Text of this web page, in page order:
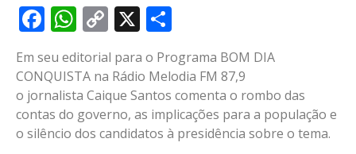
Facebook
WhatsApp
Copy
Link
X
Em seu editorial para o Programa BOM DIA
CONQUISTA na Rádio Melodia FM 87,9
o jornalista Caique Santos comenta o rombo das
contas do governo, as implicações para a população e
o silêncio dos candidatos à presidência sobre o tema.